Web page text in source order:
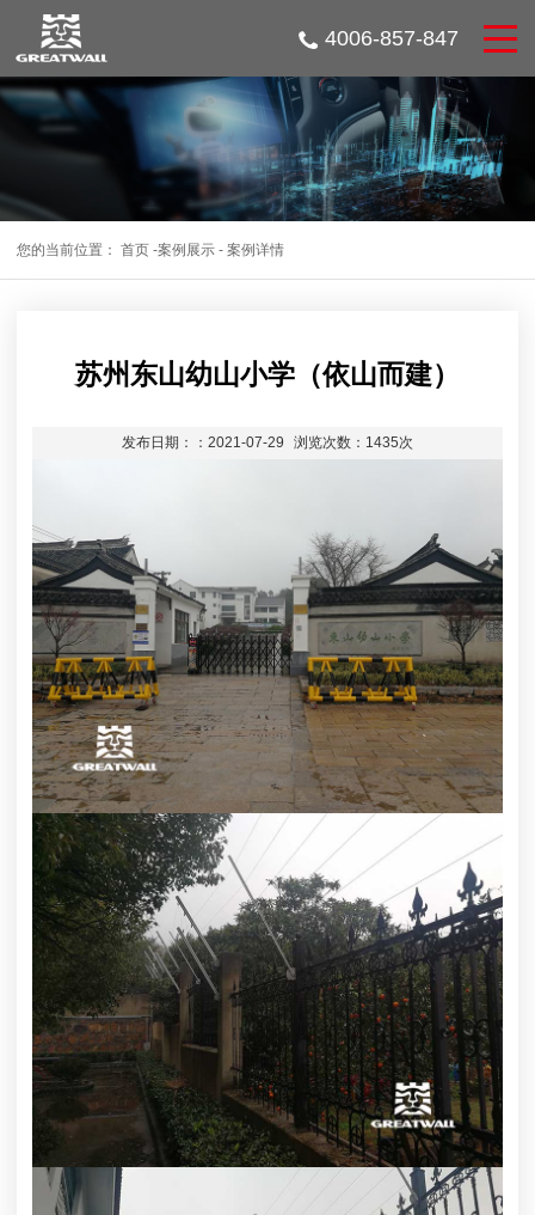
4006-857-847
您的当前位置： 首页 -案例展示 - 案例详情
苏州东山幼山小学（依山而建）
发布日期：：2021-07-29 浏览次数：1435次